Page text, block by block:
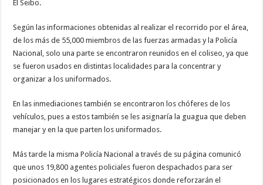
El Seibo.
Según las informaciones obtenidas al realizar el recorrido por el área,
de los más de 55,000 miembros de las fuerzas armadas y la Policía
Nacional, solo una parte se encontraron reunidos en el coliseo, ya que
se fueron usados en distintas localidades para la concentrar y
organizar a los uniformados.
En las inmediaciones también se encontraron los chóferes de los
vehículos, pues a estos también se les asignaría la guagua que deben
manejar y en la que parten los uniformados.
Más tarde la misma Policía Nacional a través de su página comunicó
que unos 19,800 agentes policiales fueron despachados para ser
posicionados en los lugares estratégicos donde reforzarán el